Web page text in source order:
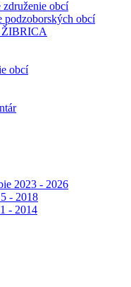
obcí
podzoborských obcí
ŽIBRICA
obcí
2023 - 2026
- 2018
- 2014